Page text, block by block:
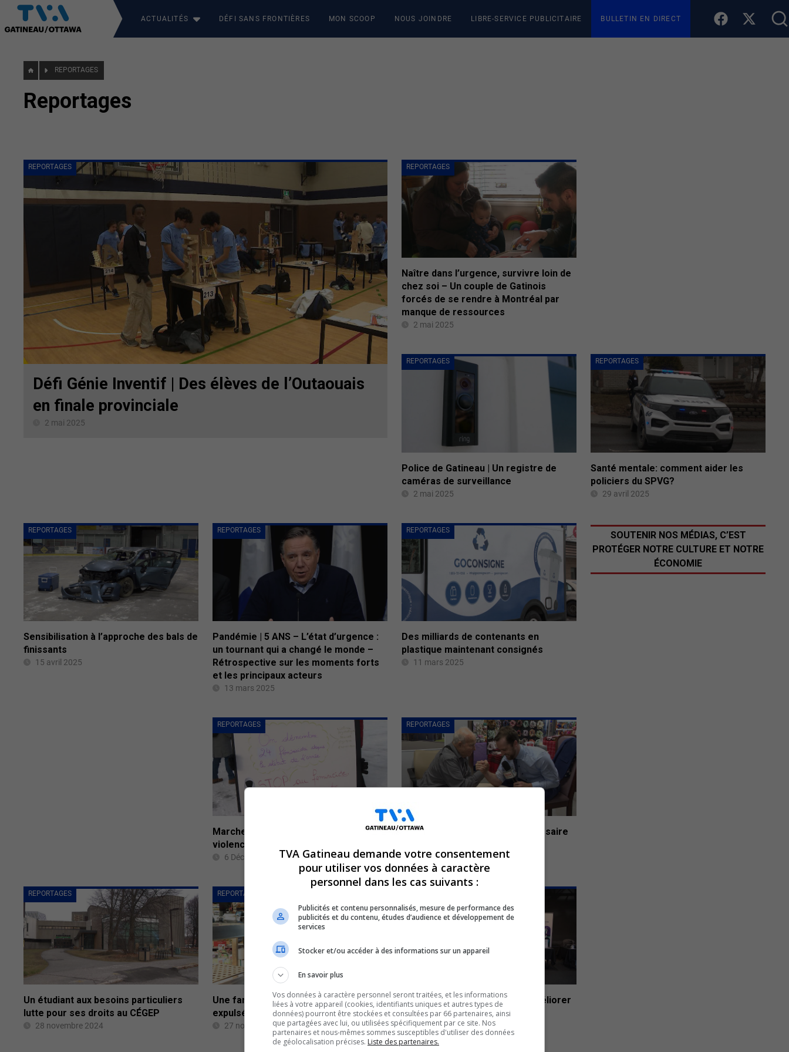
ACTUALITÉS DÉFI SANS FRONTIÈRES MON SCOOP NOUS JOINDRE LIBRE-SERVICE PUBLICITAIRE BULLETIN EN DIRECT
REPORTAGES
Reportages
REPORTAGES
Défi Génie Inventif | Des élèves de l’Outaouais
en finale provinciale
2 mai 2025
REPORTAGES
Naître dans l’urgence, survivre loin de
chez soi – Un couple de Gatinois
forcés de se rendre à Montréal par
manque de ressources
2 mai 2025
REPORTAGES
Police de Gatineau | Un registre de
caméras de surveillance
2 mai 2025
REPORTAGES
Santé mentale: comment aider les
policiers du SPVG?
29 avril 2025
REPORTAGES
Sensibilisation à l’approche des bals de
finissants
15 avril 2025
REPORTAGES
Pandémie | 5 ANS – L’état d’urgence :
un tournant qui a changé le monde –
Rétrospective sur les moments forts
et les principaux acteurs
13 mars 2025
REPORTAGES
Des milliards de contenants en
plastique maintenant consignés
11 mars 2025
REPORTAGES
Marche et Vigile : Ensemble contre les
violences faites aux femmes
6 Décembre 2024
REPORTAGES
À 100 ans, il célèbre son anniversaire
2 Décembre 2024
REPORTAGES
Un étudiant aux besoins particuliers
lutte pour ses droits au CÉGEP
28 novembre 2024
REPORTAGES
Une famille est à 90 jours d’être
expulsée
27 novembre 2024
Premier colloque du SPVG : Améliorer
les services aux victimes
26 novembre 2024
SOUTENIR NOS MÉDIAS, C’EST
PROTÉGER NOTRE CULTURE ET NOTRE
ÉCONOMIE
TVA Gatineau demande votre consentement
pour utiliser vos données à caractère
personnel dans les cas suivants :
Publicités et contenu personnalisés, mesure de performance des
publicités et du contenu, études d’audience et développement de
services
Stocker et/ou accéder à des informations sur un appareil
En savoir plus
Vos données à caractère personnel seront traitées, et les informations
liées à votre appareil (cookies, identifiants uniques et autres types de
données) pourront être stockées et consultées par 66 partenaires, ainsi
que partagées avec lui, ou utilisées spécifiquement par ce site. Nos
partenaires et nous-mêmes sommes susceptibles d'utiliser des données
de géolocalisation précises. Liste des partenaires.